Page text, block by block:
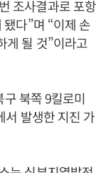
조사결과로 포항
다”며 “이제 손
게 될 것”이라고
북쪽 9킬로미
서 발생한 지진 가